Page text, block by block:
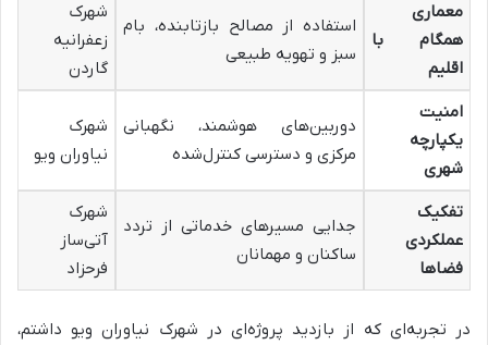
معماری
همگام با
اقلیم
استفاده از مصالح بازتابنده، بام
سبز و تهویه طبیعی
شهرک
زعفرانیه
گاردن
امنیت
یکپارچه
شهری
دوربین‌های هوشمند، نگهبانی
مرکزی و دسترسی کنترل‌شده
شهرک
نیاوران ویو
تفکیک
عملکردی
فضاها
جدایی مسیرهای خدماتی از تردد
ساکنان و مهمانان
شهرک
آتی‌ساز
فرحزاد
در تجربه‌ای که از بازدید پروژه‌ای در شهرک نیاوران ویو داشتم،